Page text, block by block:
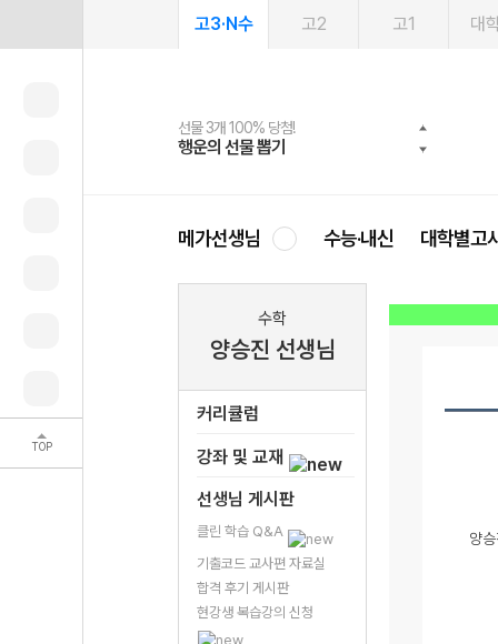
TOP
고3·N수 고2 고1 대
선물 3개 100% 당첨!
행운의 선물 뽑기
선물 100% 증정!
메가스터디 X 올리브
여름방학 스터디 캐시백
메가런 썸머스쿨
2027 러셀 단과
강사 공개선발
스마트러닝앱
설문 EVENT
메가패스
3일 무료 체험권
메가패스 수강생 무료혜택!
메가클럽 멤버십
사회공헌 캠페인
희망이룸 메가나눔
메가선생님 수능·내신 대학별고
수학
양승진 선생님
커리큘럼
강좌 및 교재
선생님 게시판
클린 학습 Q&A
기출코드 교사편 자료실
합격 후기 게시판
현강생 복습강의 신청
양